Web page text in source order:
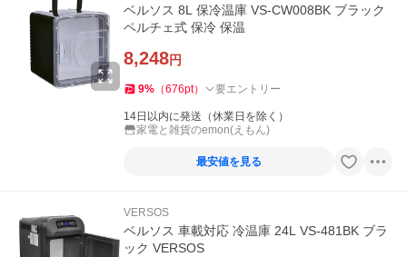
ベルソス 8L 保冷温庫 VS-CW008BK ブラック
ペルチェ式 保冷 保温
8,248円
9% （676pt） 要エントリー
14日以内に発送（休業日を除く）
家電と雑貨のemon(えもん)
最安値を見る
VERSOS
ベルソス 車載対応 冷温庫 24L VS-481BK ブラ
ック VERSOS